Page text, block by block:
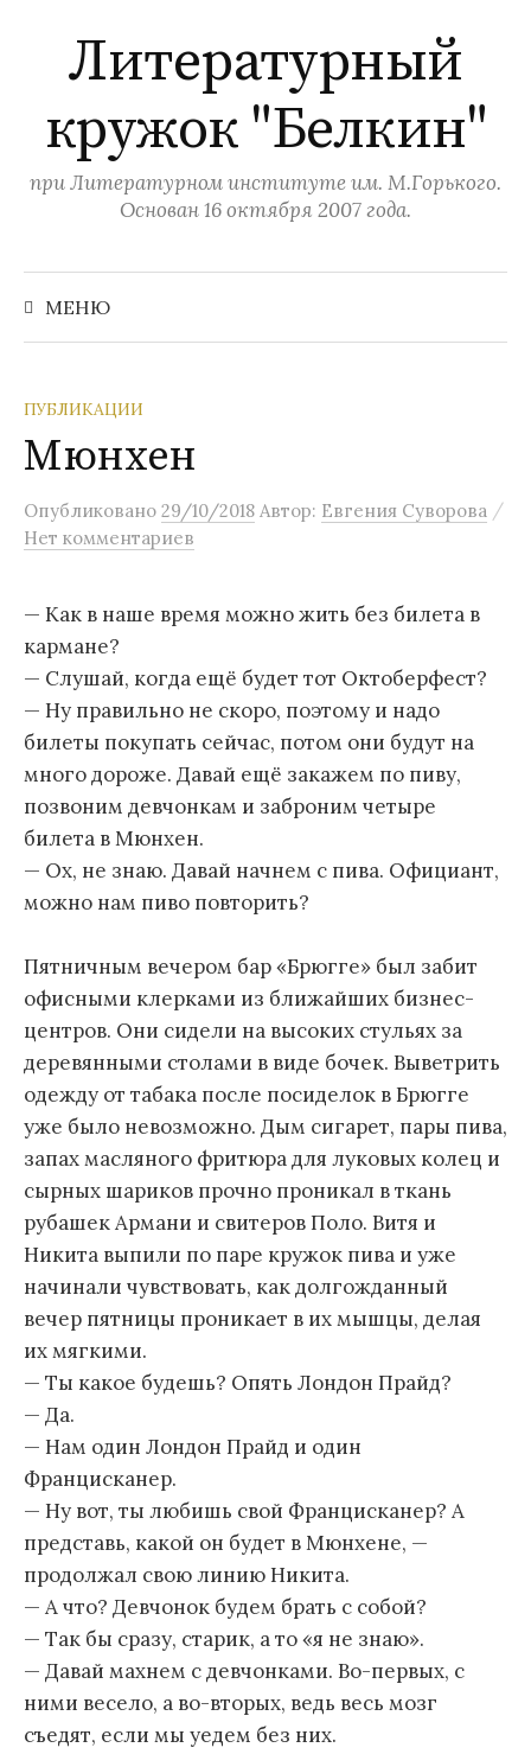
т
с
о
д
р
и
о
Литературный
кружок "Белкин"
при Литературном институте им. М.Горького.
Основан 16 октября 2007 года.
МЕНЮ
ПУБЛИКАЦИИ
Мюнхен
Опубликовано 29/10/2018 Автор: Евгения Суворова /
Нет комментариев
— Как в наше время можно жить без билета в
кармане?
— Слушай, когда ещё будет тот Октоберфест?
— Ну правильно не скоро, поэтому и надо
билеты покупать сейчас, потом они будут на
много дороже. Давай ещё закажем по пиву,
позвоним девчонкам и заброним четыре
билета в Мюнхен.
— Ох, не знаю. Давай начнем с пива. Официант,
можно нам пиво повторить?
Пятничным вечером бар «Брюгге» был забит
офисными клерками из ближайших бизнес-
центров. Они сидели на высоких стульях за
деревянными столами в виде бочек. Выветрить
одежду от табака после посиделок в Брюгге
уже было невозможно. Дым сигарет, пары пива,
запах масляного фритюра для луковых колец и
сырных шариков прочно проникал в ткань
рубашек Армани и свитеров Поло. Витя и
Никита выпили по паре кружок пива и уже
начинали чувствовать, как долгожданный
вечер пятницы проникает в их мышцы, делая
их мягкими.
— Ты какое будешь? Опять Лондон Прайд?
— Да.
— Нам один Лондон Прайд и один
Францисканер.
— Ну вот, ты любишь свой Францисканер? А
представь, какой он будет в Мюнхене, —
продолжал свою линию Никита.
— А что? Девчонок будем брать с собой?
— Так бы сразу, старик, а то «я не знаю».
— Давай махнем с девчонками. Во-первых, с
ними весело, а во-вторых, ведь весь мозг
съедят, если мы уедем без них.